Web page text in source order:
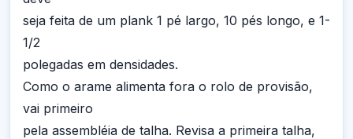
seja feita de um plank 1 pé largo, 10 pés longo, e 1-
1/2
polegadas em densidades.
Como o arame alimenta fora o rolo de provisão,
vai primeiro
pela assembléia de talha. Revisa a primeira talha,